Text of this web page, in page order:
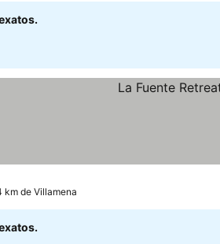
km de Villamena